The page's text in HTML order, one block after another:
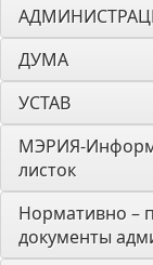
ДУМА
УСТАВ
МЭРИЯ-
листок
Нормативно –
документы